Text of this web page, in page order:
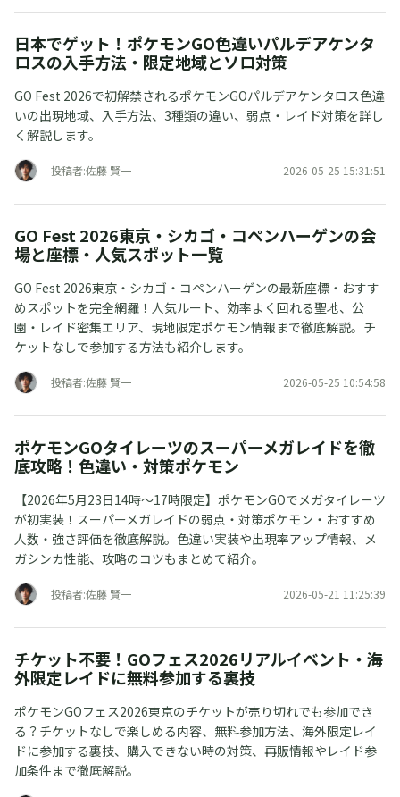
日本でゲット！ポケモンGO色違いパルデアケンタ
ロスの入手方法・限定地域とソロ対策
GO Fest 2026で初解禁されるポケモンGOパルデアケンタロス色違
いの出現地域、入手方法、3種類の違い、弱点・レイド対策を詳し
く解説します。
投稿者:佐藤 賢一 2026-05-25 15:31:51
GO Fest 2026東京・シカゴ・コペンハーゲンの会
場と座標・人気スポット一覧
GO Fest 2026東京・シカゴ・コペンハーゲンの最新座標・おすす
めスポットを完全網羅！人気ルート、効率よく回れる聖地、公
園・レイド密集エリア、現地限定ポケモン情報まで徹底解説。チ
ケットなしで参加する方法も紹介します。
投稿者:佐藤 賢一 2026-05-25 10:54:58
ポケモンGOタイレーツのスーパーメガレイドを徹
底攻略！色違い・対策ポケモン
【2026年5月23日14時〜17時限定】ポケモンGOでメガタイレーツ
が初実装！スーパーメガレイドの弱点・対策ポケモン・おすすめ
人数・強さ評価を徹底解説。色違い実装や出現率アップ情報、メ
ガシンカ性能、攻略のコツもまとめて紹介。
投稿者:佐藤 賢一 2026-05-21 11:25:39
チケット不要！GOフェス2026リアルイベント・海
外限定レイドに無料参加する裏技
ポケモンGOフェス2026東京のチケットが売り切れでも参加でき
る？チケットなしで楽しめる内容、無料参加方法、海外限定レイ
ドに参加する裏技、購入できない時の対策、再販情報やレイド参
加条件まで徹底解説。